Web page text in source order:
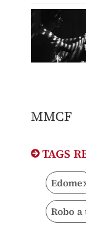
MMCF
TAGS
Robo